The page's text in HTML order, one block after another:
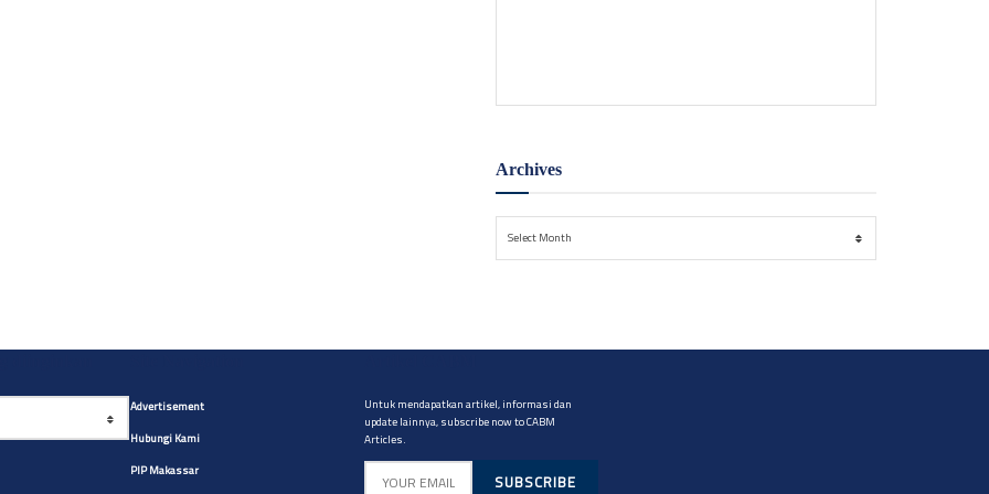
Archives
Archives
Select Month
Advertisement
Hubungi Kami
PIP Makassar
Untuk mendapatkan artikel, informasi dan
update lainnya, subscribe now to CABM
Articles.